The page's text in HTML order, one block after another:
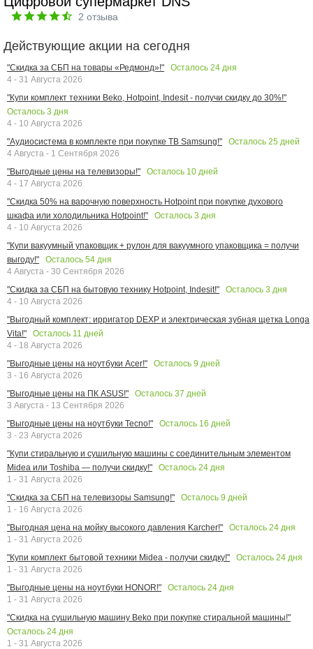
2 отзыва
Действующие акции на сегодня
"Скидка за СБП на товары «Редмонд»!" Осталось 24 дня
4 - 31 Августа 2026
"Купи комплект техники Beko, Hotpoint, Indesit - получи скидку до 30%!"
Осталось 3 дня
4 - 10 Августа 2026
"Аудиосистема в комплекте при покупке ТВ Samsung!"
Осталось 25 дней
4 Августа - 1 Сентября 2026
"Выгодные цены на телевизоры!"
Осталось 10 дней
4 - 17 Августа 2026
"Скидка 50% на варочную поверхность Hotpoint при покупке духового
шкафа или холодильника Hotpoint!"
Осталось 3 дня
4 - 10 Августа 2026
"Купи вакуумный упаковщик + рулон для вакуумного упаковщика = получи
выгоду!"
Осталось 54 дня
4 Августа - 30 Сентября 2026
"Скидка за СБП на бытовую технику Hotpoint, Indesit!"
Осталось 3 дня
4 - 10 Августа 2026
"Выгодный комплект: ирригатор DEXP и электрическая зубная щетка Longa
Vita!"
Осталось 11 дней
4 - 18 Августа 2026
"Выгодные цены на ноутбуки Acer!"
Осталось 9 дней
3 - 16 Августа 2026
"Выгодные цены на ПК ASUS!"
Осталось 37 дней
3 Августа - 13 Сентября 2026
"Выгодные цены на ноутбуки Tecno!"
Осталось 16 дней
3 - 23 Августа 2026
"Купи стиральную и сушильную машины с соединительным элементом
Midea или Toshiba — получи скидку!"
Осталось 24 дня
1 - 31 Августа 2026
"Скидка за СБП на телевизоры Samsung!"
Осталось 9 дней
1 - 16 Августа 2026
"Выгодная цена на мойку высокого давления Karcher!"
Осталось 24 дня
1 - 31 Августа 2026
"Купи комплект бытовой техники Midea - получи скидку!"
Осталось 24 дня
1 - 31 Августа 2026
"Выгодные цены на ноутбуки HONOR!"
Осталось 24 дня
1 - 31 Августа 2026
"Скидка на сушильную машину Beko при покупке стиральной машины!"
Осталось 24 дня
1 - 31 Августа 2026